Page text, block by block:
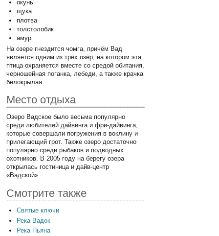
окунь
щука
плотва
толстолобик
амур
На озере гнездится чомга, причём Вад
является одним из трёх озёр, на котором эта
птица охраняется вместе со средой обитания,
черношейная поганка, лебеди, а также крачка
белокрылая.
Место отдыха
Озеро Вадское было весьма популярно
среди любителей дайвинга и фри-дайвинга,
которые совершали погружения в воклину и
прилегающий грот. Также озеро достаточно
популярно среди рыбаков и подводных
охотников. В 2005 году на берегу озера
открылась гостиница и дайв-центр
«Вадской».
Смотрите также
Святые ключи
Река Вадок
Река Пьяна